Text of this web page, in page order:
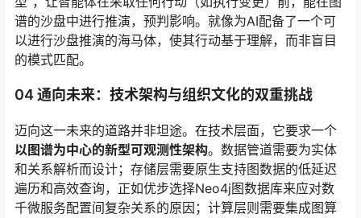
谱的沙盘中进行推演，预判影响。就像为AI配备了一个可
以进行沙盘推演的海马体，使其行动基于理解，而非盲目
的模式匹配。
04 通向未来：技术架构与组织文化的双重挑战
迈向这一未来的道路并非坦途。在技术层面，它要求一个
以图谱为中心的新型可观测性架构。数据管道需要为实体
和关系解析而设计；存储层需要原生支持图数据的低延迟
遍历和高效查询，正如优步选择Neo4j图数据库来应对数
千微服务配置间复杂关系的原因 ；计算层则需要集成图算